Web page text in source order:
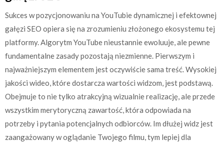
Sukces w pozycjonowaniu na YouTubie dynamicznej i efektownej
gałęzi SEO opiera się na zrozumieniu złożonego ekosystemu tej
platformy. Algorytm YouTube nieustannie ewoluuje, ale pewne
fundamentalne zasady pozostają niezmienne. Pierwszym i
najważniejszym elementem jest oczywiście sama treść. Wysokiej
jakości wideo, które dostarcza wartości widzom, jest podstawą.
Obejmuje to nie tylko atrakcyjną wizualnie realizację, ale przede
wszystkim merytoryczną zawartość, która odpowiada na
potrzeby i pytania potencjalnych odbiorców. Im dłużej widz jest
zaangażowany w oglądanie Twojego filmu, tym lepiej dla